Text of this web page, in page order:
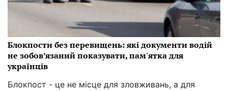
Блокпости без перевищень: які документи водій
не зобов’язаний показувати, пам'ятка для
українців
Блокпост - це не місце для зловживань, а для